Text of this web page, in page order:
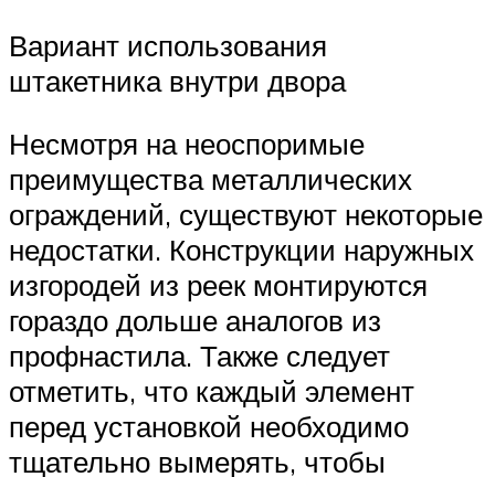
Вариант использования
штакетника внутри двора
Несмотря на неоспоримые
преимущества металлических
ограждений, существуют некоторые
недостатки. Конструкции наружных
изгородей из реек монтируются
гораздо дольше аналогов из
профнастила. Также следует
отметить, что каждый элемент
перед установкой необходимо
тщательно вымерять, чтобы